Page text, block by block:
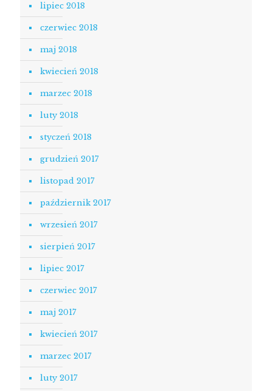
lipiec 2018
czerwiec 2018
maj 2018
kwiecień 2018
marzec 2018
luty 2018
styczeń 2018
grudzień 2017
listopad 2017
październik 2017
wrzesień 2017
sierpień 2017
lipiec 2017
czerwiec 2017
maj 2017
kwiecień 2017
marzec 2017
luty 2017